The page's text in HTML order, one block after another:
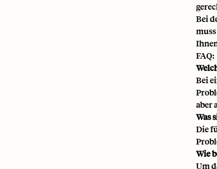
Bei
FAQ:
Bei
aber
Was
Die
Wie
Um